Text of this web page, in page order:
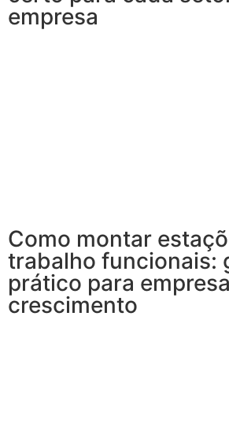
empresa
Como montar
trabalho funcionais:
prático para
crescimento